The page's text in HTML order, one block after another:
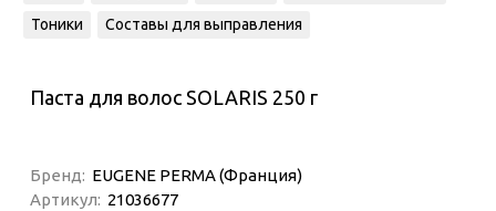
Тоники
Составы для выправления
Паста для волос SOLARIS 250 г
Бренд: EUGENE PERMA (Франция)
Артикул: 21036677